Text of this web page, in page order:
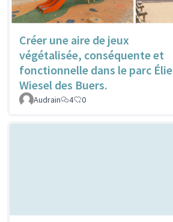
Créer une aire de jeux
végétalisée, conséquente et
fonctionnelle dans le parc Élie
Wiesel des Buers.
Audrain 4 0